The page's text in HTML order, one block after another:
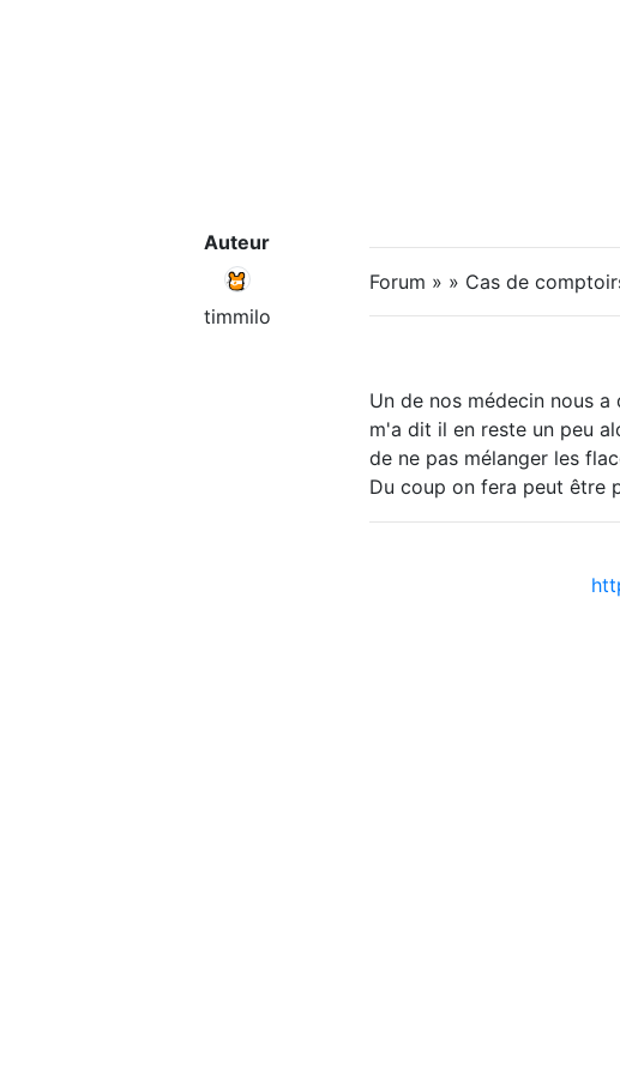
Auteur
timmilo
Forum » » Cas de
Un de nos médecin nous
m'a dit il en reste un peu
de ne pas mélanger les
Du coup on fera peut être